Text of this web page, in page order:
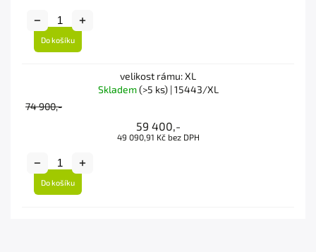
Do košíku
velikost rámu: XL
Skladem(>5 ks)| 15443/XL
74 900,-
59 400,-
49 090,91 Kč bez DPH
Do košíku